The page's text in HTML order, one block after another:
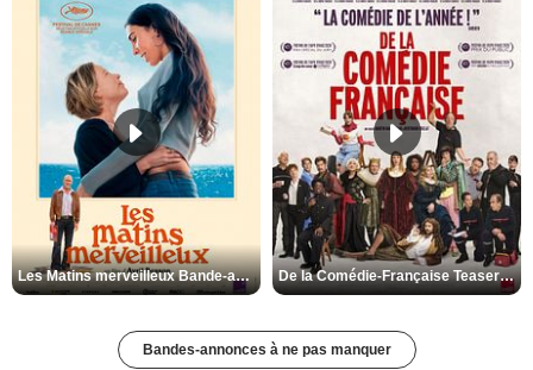
Les Matins merveilleux Bande-annonce VF De la Comédie-Française Teaser VF
Bandes-annonces à ne pas manquer